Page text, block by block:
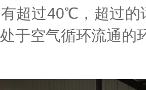
超过40℃，超过的
于空气循环流通的